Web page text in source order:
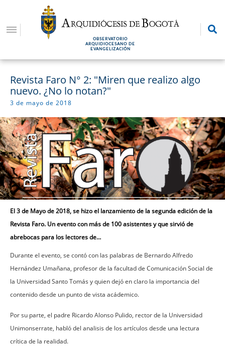
contenido
OBSERVATORIO
ARQUIDIOCESANO DE
EVANGELIZACIÓN
Revista Faro N° 2: "Miren que realizo algo
nuevo. ¿No lo notan?"
3 de mayo de 2018
El 3 de Mayo de 2018, se hizo el lanzamiento de la segunda edición de la
Revista Faro. Un evento con más de 100 asistentes y que sirvió de
abrebocas para los lectores de…
Durante el evento, se contó con las palabras de Bernardo Alfredo
Hernández Umañana, profesor de la facultad de Comunicación Social de
la Universidad Santo Tomás y quien dejó en claro la importancia del
contenido desde un punto de vista acádemico.
Por su parte, el padre Ricardo Alonso Pulido, rector de la Universidad
Unimonserrate, habló del analisis de los artículos desde una lectura
crítica de la realidad.